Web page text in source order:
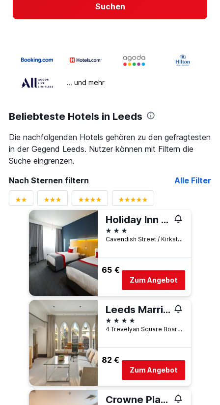
Suchen
… und mehr
Beliebteste Hotels in Leeds
Die nachfolgenden Hotels gehören zu den gefragtesten
in der Gegend Leeds. Nutzer können mit Filtern die
Suche eingrenzen.
Nach Sternen filtern
Alle Filter
Holiday Inn Express Leeds - City Centre By IHG
3 Sterne
Cavendish Street / Kirkstall Road, Leeds, Großbritannien
65 €
Zum Angebot
Leeds Marriott Hotel
4 Sterne
4 Trevelyan Square Boar Lane, Leeds, Großbritannien
82 €
Zum Angebot
Crowne Plaza Leeds By IHG